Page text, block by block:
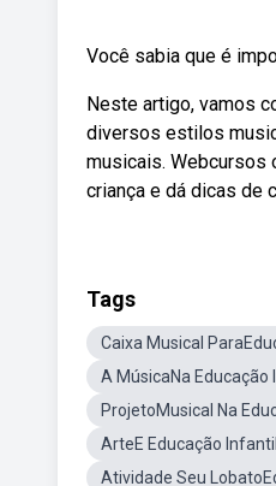
Você sabia que é
Neste artigo, vamos
diversos estilos
musicais. Webcursos
criança e dá dicas de
Tags
Caixa Musical
A MúsicaNa Educação
ProjetoMusical Na
ArteE Educação Infantil
Atividade Seu